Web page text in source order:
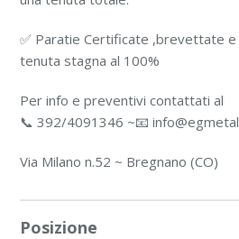
✅ Paratie Certificate ,brevettate e
tenuta stagna al 100%
Per info e preventivi contattati al
📞 392/4091346 ~📧
Via Milano n.52 ~ Bregnano (CO)
Posizione